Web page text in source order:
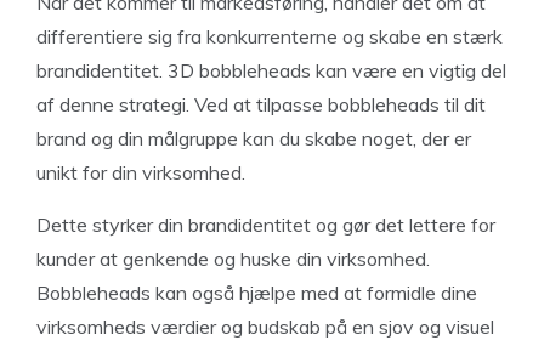
differentiere sig fra konkurrenterne og skabe en stærk
brandidentitet. 3D bobbleheads kan være en vigtig del
af denne strategi. Ved at tilpasse bobbleheads til dit
brand og din målgruppe kan du skabe noget, der er
unikt for din virksomhed.
Dette styrker din brandidentitet og gør det lettere for
kunder at genkende og huske din virksomhed.
Bobbleheads kan også hjælpe med at formidle dine
virksomheds værdier og budskab på en sjov og visuel